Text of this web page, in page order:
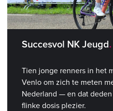
Succesvol NK Jeugd
Tien jonge renners in het
Venlo om zich te meten
Nederland — en dat
flinke dosis plezier.